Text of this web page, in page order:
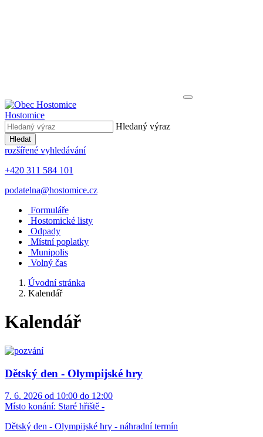
Hostomice
Hledaný výraz
Hledat
rozšířené vyhledávání
+420 311 584 101
podatelna@hostomice.cz
Formuláře
Hostomické listy
Odpady
Místní poplatky
Munipolis
Volný čas
Úvodní stránka
Kalendář
Kalendář
Dětský den - Olympijské hry
7. 6. 2026 od 10:00 do 12:00
Místo konání: Staré hřiště -
Dětský den - Olympijské hry - náhradní termín